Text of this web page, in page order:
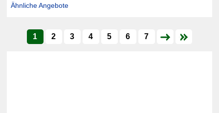
Ähnliche Angebote
1 2 3 4 5 6 7